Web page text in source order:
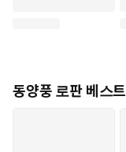
동양풍 로판 베스트